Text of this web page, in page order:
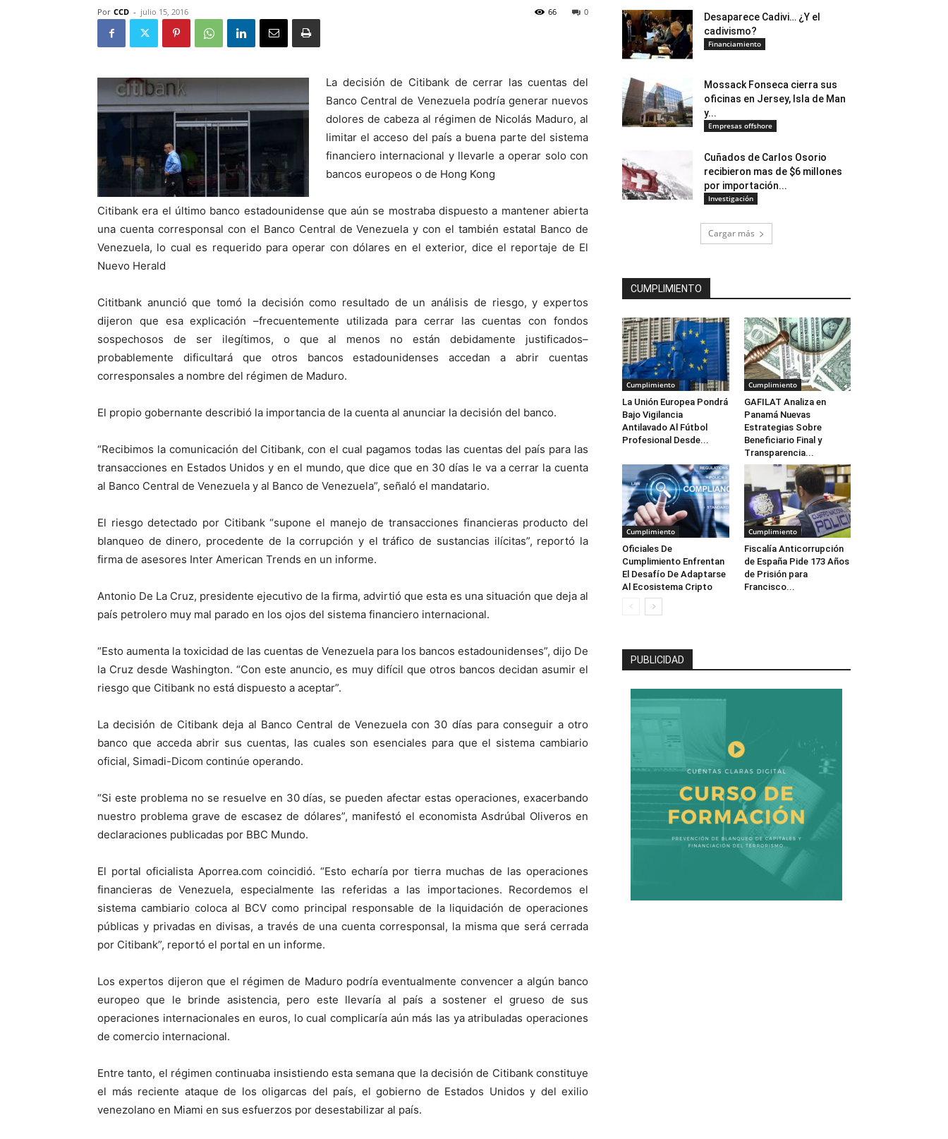
Por CCD - julio 15, 2016 0
66
La decisión de Citibank de cerrar las cuentas del
Banco Central de Venezuela podría generar nuevos
dolores de cabeza al régimen de Nicolás Maduro, al
limitar el acceso del país a buena parte del sistema
financiero internacional y llevarle a operar solo con
bancos europeos o de Hong Kong
Citibank era el último banco estadounidense que aún se mostraba dispuesto a mantener abierta
una cuenta corresponsal con el Banco Central de Venezuela y con el también estatal Banco de
Venezuela, lo cual es requerido para operar con dólares en el exterior, dice el reportaje de El
Nuevo Herald
Cititbank anunció que tomó la decisión como resultado de un análisis de riesgo, y expertos
dijeron que esa explicación –frecuentemente utilizada para cerrar las cuentas con fondos
sospechosos de ser ilegítimos, o que al menos no están debidamente justificados–
probablemente dificultará que otros bancos estadounidenses accedan a abrir cuentas
corresponsales a nombre del régimen de Maduro.
El propio gobernante describió la importancia de la cuenta al anunciar la decisión del banco.
“Recibimos la comunicación del Citibank, con el cual pagamos todas las cuentas del país para las
transacciones en Estados Unidos y en el mundo, que dice que en 30 días le va a cerrar la cuenta
al Banco Central de Venezuela y al Banco de Venezuela”, señaló el mandatario.
El riesgo detectado por Citibank “supone el manejo de transacciones financieras producto del
blanqueo de dinero, procedente de la corrupción y el tráfico de sustancias ilícitas”, reportó la
firma de asesores Inter American Trends en un informe.
Antonio De La Cruz, presidente ejecutivo de la firma, advirtió que esta es una situación que deja al
país petrolero muy mal parado en los ojos del sistema financiero internacional.
“Esto aumenta la toxicidad de las cuentas de Venezuela para los bancos estadounidenses”, dijo De
la Cruz desde Washington. “Con este anuncio, es muy difícil que otros bancos decidan asumir el
riesgo que Citibank no está dispuesto a aceptar”.
La decisión de Citibank deja al Banco Central de Venezuela con 30 días para conseguir a otro
banco que acceda abrir sus cuentas, las cuales son esenciales para que el sistema cambiario
oficial, Simadi-Dicom continúe operando.
“Si este problema no se resuelve en 30 días, se pueden afectar estas operaciones, exacerbando
nuestro problema grave de escasez de dólares”, manifestó el economista Asdrúbal Oliveros en
declaraciones publicadas por BBC Mundo.
El portal oficialista Aporrea.com coincidió. “Esto echaría por tierra muchas de las operaciones
financieras de Venezuela, especialmente las referidas a las importaciones. Recordemos el
sistema cambiario coloca al BCV como principal responsable de la liquidación de operaciones
públicas y privadas en divisas, a través de una cuenta corresponsal, la misma que será cerrada
por Citibank”, reportó el portal en un informe.
Los expertos dijeron que el régimen de Maduro podría eventualmente convencer a algún banco
europeo que le brinde asistencia, pero este llevaría al país a sostener el grueso de sus
operaciones internacionales en euros, lo cual complicaría aún más las ya atribuladas operaciones
de comercio internacional.
Entre tanto, el régimen continuaba insistiendo esta semana que la decisión de Citibank constituye
el más reciente ataque de los oligarcas del país, el gobierno de Estados Unidos y del exilio
venezolano en Miami en sus esfuerzos por desestabilizar al país.
Desaparece Cadivi… ¿Y el
cadivismo?
Financiamiento
Mossack Fonseca cierra sus
oficinas en Jersey, Isla de Man
y...
Empresas offshore
Cuñados de Carlos Osorio
recibieron mas de $6 millones
por importación...
Investigación
Cargar más
CUMPLIMIENTO
Cumplimiento
La Unión Europea Pondrá
Bajo Vigilancia
Antilavado Al Fútbol
Profesional Desde...
Cumplimiento
GAFILAT Analiza en
Panamá Nuevas
Estrategias Sobre
Beneficiario Final y
Transparencia...
Cumplimiento
Oficiales De
Cumplimiento Enfrentan
El Desafío De Adaptarse
Al Ecosistema Cripto
Cumplimiento
Fiscalía Anticorrupción
de España Pide 173 Años
de Prisión para
Francisco...
PUBLICIDAD